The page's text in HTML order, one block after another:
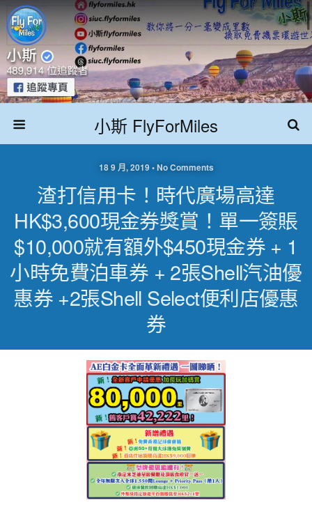
小斯 FlyForMiles
18 9 月, 2019 • No Comments
渣打信用卡！時代廣場高達
HK$3,600現金券獎賞！單一簽賬
$10,000就有額外$450現金券 + 1
小時免費泊車券 + 2張Shell汽油優
惠券 +2張Shell Select便利店優惠
券